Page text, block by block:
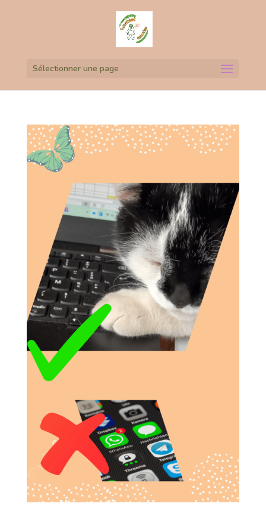
Sélectionner une page